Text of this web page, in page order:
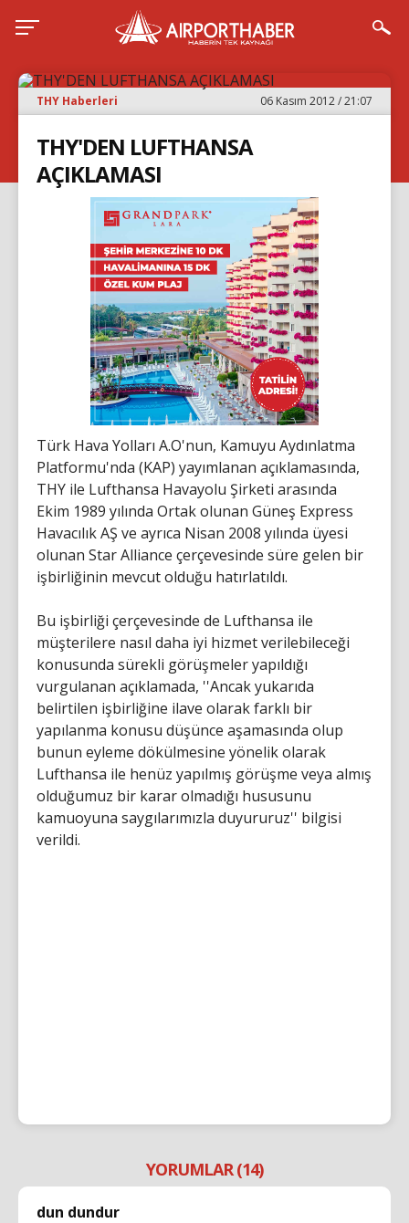
THY Haberleri 06 Kasım 2012 / 21:07
THY'DEN LUFTHANSA
AÇIKLAMASI
Türk Hava Yolları A.O'nun, Kamuyu Aydınlatma
Platformu'nda (KAP) yayımlanan açıklamasında,
THY ile Lufthansa Havayolu Şirketi arasında
Ekim 1989 yılında Ortak olunan Güneş Express
Havacılık AŞ ve ayrıca Nisan 2008 yılında üyesi
olunan Star Alliance çerçevesinde süre gelen bir
işbirliğinin mevcut olduğu hatırlatıldı.
Bu işbirliği çerçevesinde de Lufthansa ile
müşterilere nasıl daha iyi hizmet verilebileceği
konusunda sürekli görüşmeler yapıldığı
vurgulanan açıklamada, ''Ancak yukarıda
belirtilen işbirliğine ilave olarak farklı bir
yapılanma konusu düşünce aşamasında olup
bunun eyleme dökülmesine yönelik olarak
Lufthansa ile henüz yapılmış görüşme veya almış
olduğumuz bir karar olmadığı hususunu
kamuoyuna saygılarımızla duyururuz'' bilgisi
verildi.
YORUMLAR (14)
dun dundur